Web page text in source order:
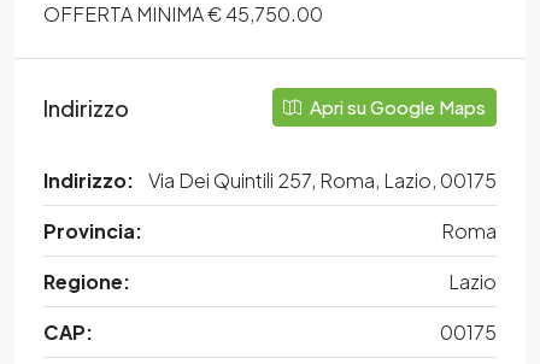
OFFERTA MINIMA € 45,750.00
Indirizzo Apri su Google Maps
Indirizzo:
Via Dei Quintili 257, Roma, Lazio, 00175
Provincia:
Roma
Regione:
Lazio
CAP:
00175